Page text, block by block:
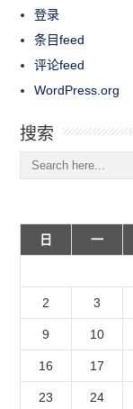
登录
条目feed
评论feed
WordPress.org
搜索
日
一
2 3
9 10
16 17
23 24